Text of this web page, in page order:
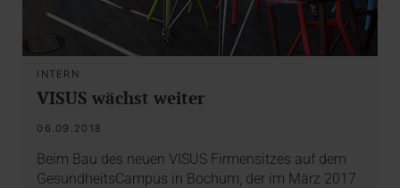
INTERN
VISUS wächst weiter
06.09.2018
Beim Bau des neuen VISUS Firmensitzes auf dem
GesundheitsCampus in Bochum, der im März 2017